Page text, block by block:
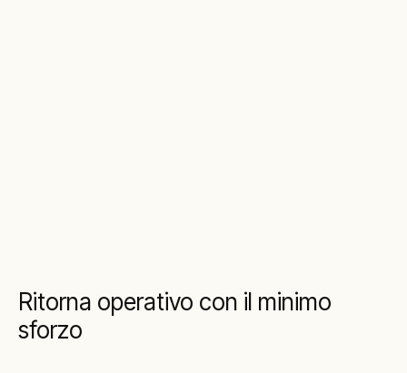
Ritorna operativo con il minimo
sforzo